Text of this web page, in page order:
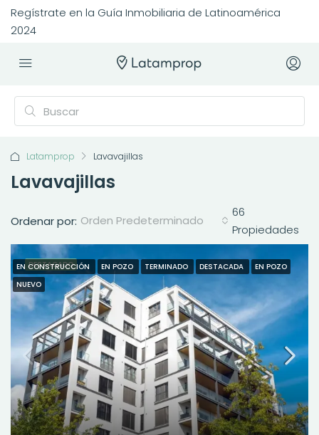
Regístrate en la Guía Inmobiliaria de Latinoamérica
2024
Latamprop Lavavajillas
Lavavajillas
66
Propiedades
Ordenar por: Orden Predeterminado
DESTACADO
EN CONSTRUCCIÓN EN POZO TERMINADO DESTACADA
EN POZO
NUEVO